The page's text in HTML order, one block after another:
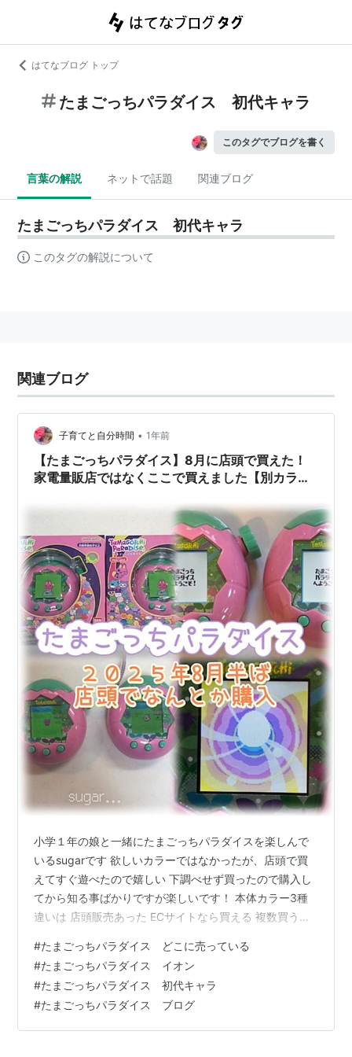
はてなブログ トップ
たまごっちパラダイス 初代キャラ
このタグでブログを書く
言葉の解説 ネットで話題 関連ブログ
たまごっちパラダイス 初代キャラ
このタグの解説について
関連ブログ
子育てと自分時間 • 1年前
【たまごっちパラダイス】8月に店頭で買えた！
家電量販店ではなくここで買えました【別カラー
小学１年の娘と一緒にたまごっちパラダイスを楽しんで
いるsugarです 欲しいカラーではなかったが、店頭で買
えてすぐ遊べたので嬉しい 下調べせず買ったので購入し
てから知る事ばかりですが楽しいです！ 本体カラー3種
違いは 店頭販売あった ECサイトなら買える 複数買うな
間も大丈夫 最後に（思い出に浸る） 本体カラー3種違い
は デザインによりあそびはじめの最初のフィールドが３
つあります ピンクランド（フィールド→りく） パープル
スカイ（フィールド→そら） ブルーウォーター（フィー
ルド→みず） となります 3種類の本体の違いは 遊びはじ
#たまごっちパラダイス どこに売っている
#たまごっちパラダイス イオン
#たまごっちパラダイス 初代キャラ
#たまごっちパラダイス ブログ